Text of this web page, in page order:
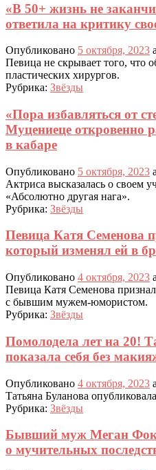
«В 50+ жизнь не
ответила на критику
Опубликовано 5 октября, 2023
Певица не скрывает того, что
пластических хирургов.
Рубрика: Звёзды
«Пора избавляться от
Муцениеце откровенно
в кабаре
Опубликовано 5 октября, 2023
Актриса высказалась о своем
«Абсолютно другая нага».
Рубрика: Звёзды
Певица Катя Семенова
который изменял ей в
Опубликовано 4 октября, 2023
Певица Катя Семенова
с бывшим мужем-юмористом.
Рубрика: Звёзды
Помолодела лет на 20!
показала себя без
Опубликовано 4 октября, 2023
Татьяна Буланова
Рубрика: Звёзды
Бывший муж Меган
о мучительных